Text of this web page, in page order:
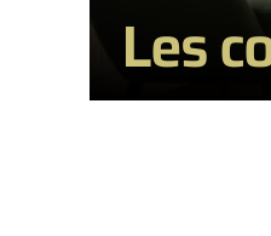
Les